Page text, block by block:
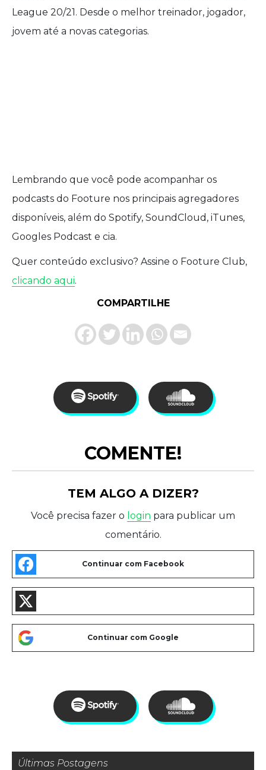
League 20/21. Desde o melhor treinador, jogador,
jovem até a novas categorias.
Lembrando que você pode acompanhar os
podcasts do Footure nos principais agregadores
disponíveis, além do Spotify, SoundCloud, iTunes,
Googles Podcast e cia.
Quer conteúdo exclusivo? Assine o Footure Club,
clicando aqui.
COMPARTILHE
COMENTE!
TEM ALGO A DIZER?
Você precisa fazer o login para publicar um
comentário.
Últimas Postagens